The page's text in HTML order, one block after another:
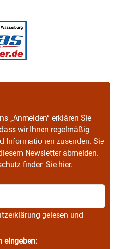
„Anmelden“ erklären Sie
wir Ihnen regelmäßig
Informationen zusenden. Sie
Newsletter abmelden.
finden Sie hier.
gelesen und
eingeben: